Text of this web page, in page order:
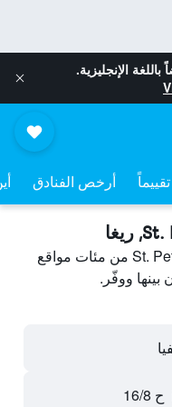
باللغة الإنجليزية.
أرخص الفنادق
ابحث عن فنادق بجانب St. Peter's Church من مئات مواقع
ح 16/8